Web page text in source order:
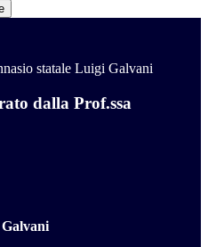
statale Luigi Galvani
dalla Prof.ssa